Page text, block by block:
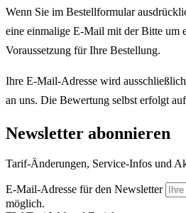
Wenn Sie im Bestellformular
eine einmalige E-Mail mit der Bitte
Voraussetzung für Ihre Bestellung.
Ihre E-Mail-Adresse wird
an uns. Die Bewertung selbst erfolgt
Newsletter abonnieren
Tarif-Änderungen, Service-Infos und
E-Mail-Adresse für den Newsletter
möglich.